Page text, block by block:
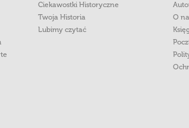
Ciekawostki Historyczne
Twoja Historia
Lubimy czytać
O